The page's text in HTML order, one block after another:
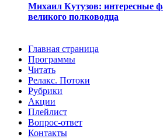
Михаил Кутузов: интересные
великого полководца
Главная страница
Программы
Читать
Релакс. Потоки
Рубрики
Акции
Плейлист
Вопрос-ответ
Контакты